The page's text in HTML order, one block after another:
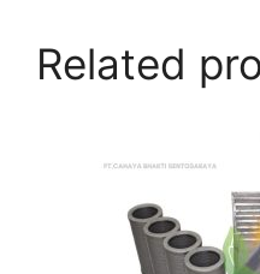
Related